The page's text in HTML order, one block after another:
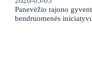
Panevėžio rajono
bendruomenės